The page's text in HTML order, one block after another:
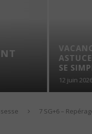
SE
12 juin 2026
7 SG+6 –